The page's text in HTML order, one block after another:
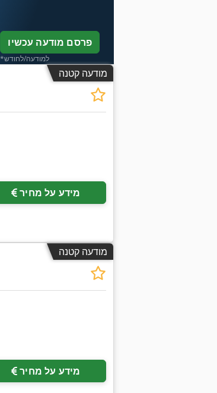
פרסם מודעה עכשיו
*למודעה/לחודש
מודעה קטנה
מידע על מחיר
מודעה קטנה
מידע על מחיר